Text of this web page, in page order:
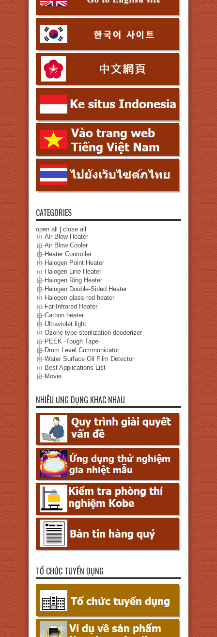
CATEGORIES
open all
close all
Air Blow Heater
Air Blow Cooler
Heater Controller
Halogen Point Heater
Halogen Line Heater
Halogen Ring Heater
Halogen Double-Sided Heater
Halogen glass rod heater
Far-Infrared Heater
Carbon heater
Ultraviolet light
Ozone type sterilization deodorizer
PEEK -Tough Tape-
Drum Level Communicator
Water Surface Oil Film Detector
Best Applications List
Movie
NHIÊU ƯNG DỤNG KHAC NHAU
TỔ CHỨC TUYỂN DỤNG